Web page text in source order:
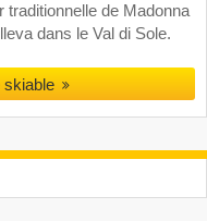
traditionnelle de Madonna
dans le Val di Sole.
skiable